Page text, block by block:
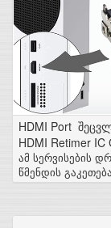
HDMI Port
HDMI Retimer IC
ამ სერვისების
წმენდის